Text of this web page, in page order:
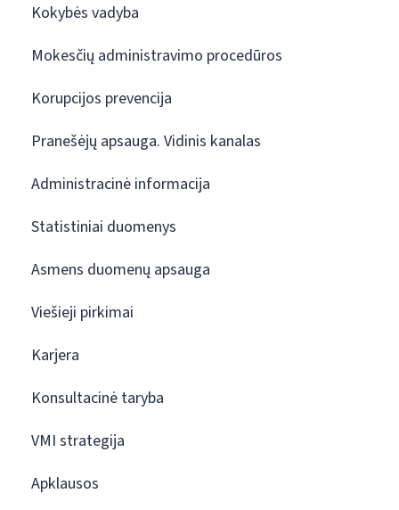
Kokybės vadyba
Mokesčių administravimo procedūros
Korupcijos prevencija
Pranešėjų apsauga. Vidinis kanalas
Administracinė informacija
Statistiniai duomenys
Asmens duomenų apsauga
Viešieji pirkimai
Karjera
Konsultacinė taryba
VMI strategija
Apklausos